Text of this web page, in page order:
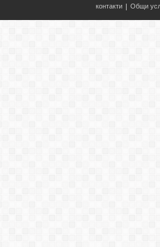
контакти | Общи